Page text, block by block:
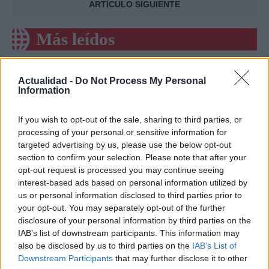
Actualidad - Do Not Process My Personal
Information
If you wish to opt-out of the sale, sharing to third parties, or
processing of your personal or sensitive information for
targeted advertising by us, please use the below opt-out
section to confirm your selection. Please note that after your
opt-out request is processed you may continue seeing
interest-based ads based on personal information utilized by
us or personal information disclosed to third parties prior to
your opt-out. You may separately opt-out of the further
disclosure of your personal information by third parties on the
IAB’s list of downstream participants. This information may
also be disclosed by us to third parties on the IAB’s List of
Downstream Participants that may further disclose it to other
ARTÍCULO SIGUIENTE
Más leídos
La barcelonesa Balio se incorpora a
Contents, uno de los grupos europeos de